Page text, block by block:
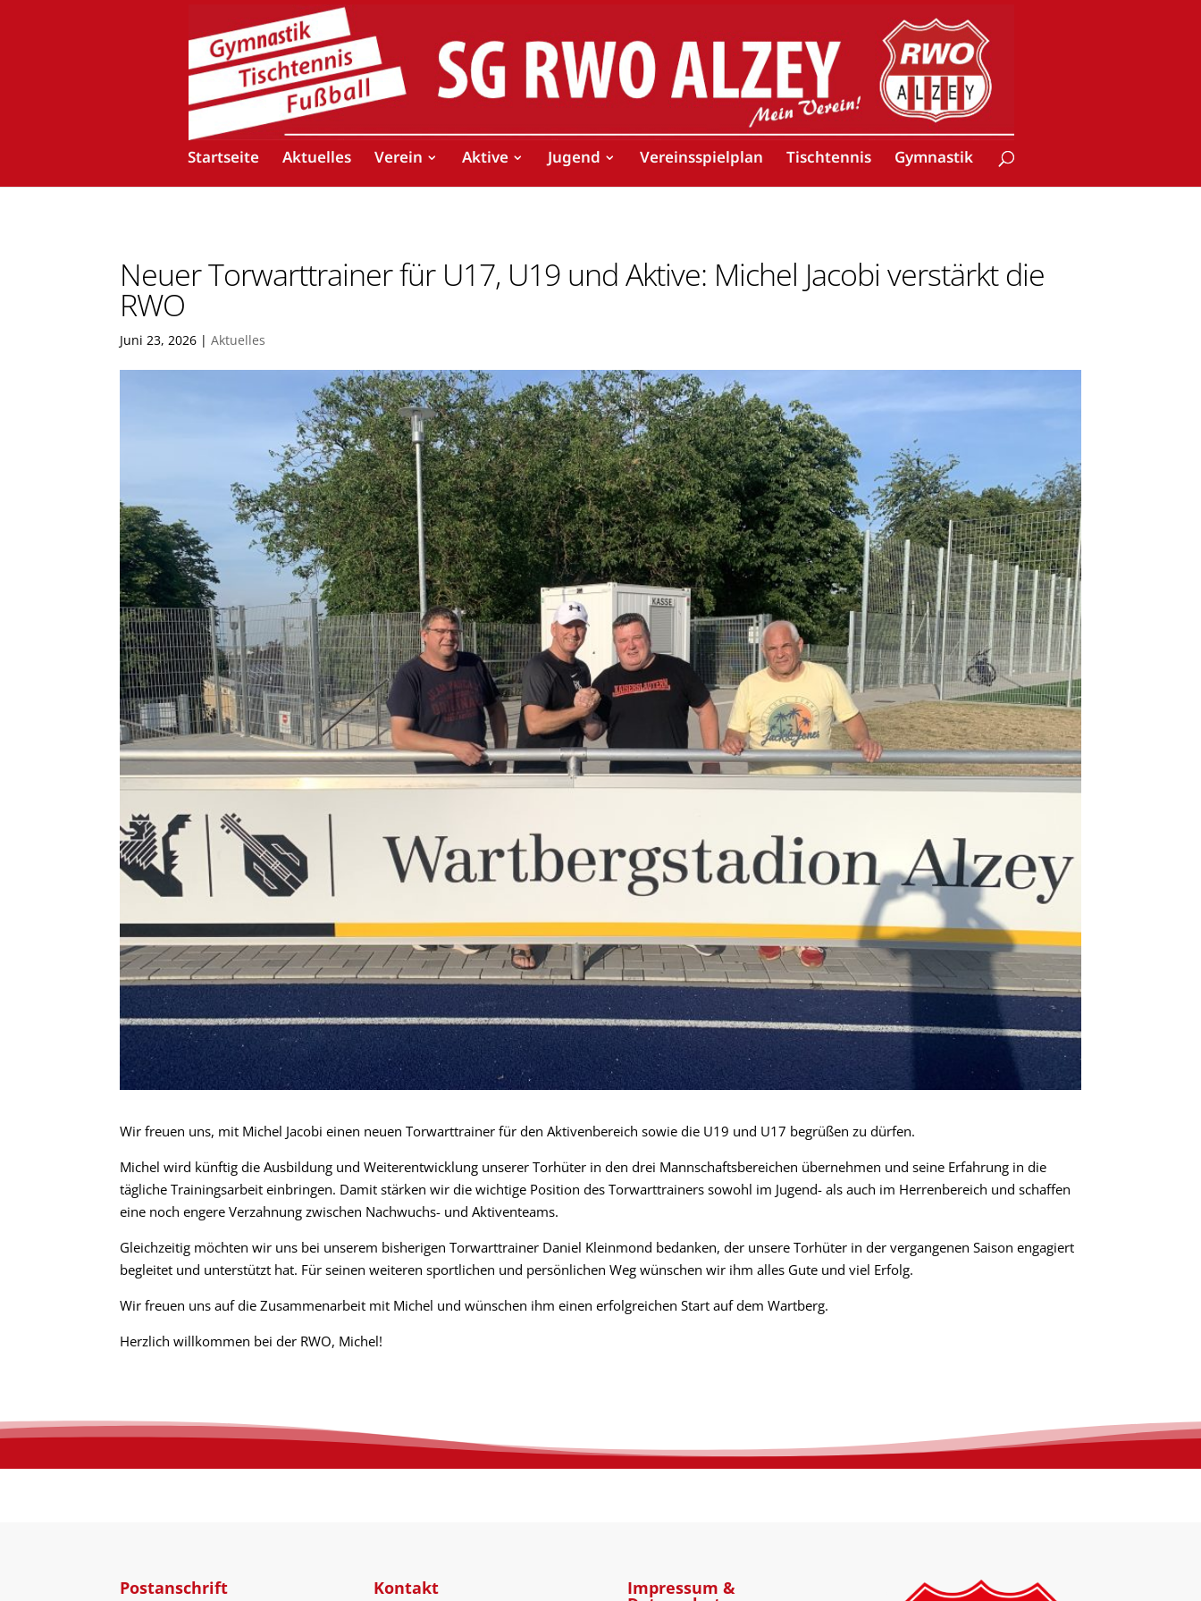
Startseite Aktuelles Verein Aktive Jugend Vereinsspielplan Tischtennis Gymnastik
Neuer Torwarttrainer für U17, U19 und Aktive: Michel Jacobi verstärkt die
RWO
Juni 23, 2026 |Aktuelles
Wir freuen uns, mit Michel Jacobi einen neuen Torwarttrainer für den Aktivenbereich sowie die U19 und U17 begrüßen zu dürfen.
Michel wird künftig die Ausbildung und Weiterentwicklung unserer Torhüter in den drei Mannschaftsbereichen übernehmen und seine Erfahrung in die
tägliche Trainingsarbeit einbringen. Damit stärken wir die wichtige Position des Torwarttrainers sowohl im Jugend- als auch im Herrenbereich und schaffen
eine noch engere Verzahnung zwischen Nachwuchs- und Aktiventeams.
Gleichzeitig möchten wir uns bei unserem bisherigen Torwarttrainer Daniel Kleinmond bedanken, der unsere Torhüter in der vergangenen Saison engagiert
begleitet und unterstützt hat. Für seinen weiteren sportlichen und persönlichen Weg wünschen wir ihm alles Gute und viel Erfolg.
Wir freuen uns auf die Zusammenarbeit mit Michel und wünschen ihm einen erfolgreichen Start auf dem Wartberg.
Herzlich willkommen bei der RWO, Michel!
Postanschrift Kontakt Impressum &